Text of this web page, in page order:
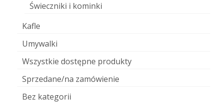
Świeczniki i kominki
Kafle
Umywalki
Wszystkie dostępne produkty
Sprzedane/na zamówienie
Bez kategorii